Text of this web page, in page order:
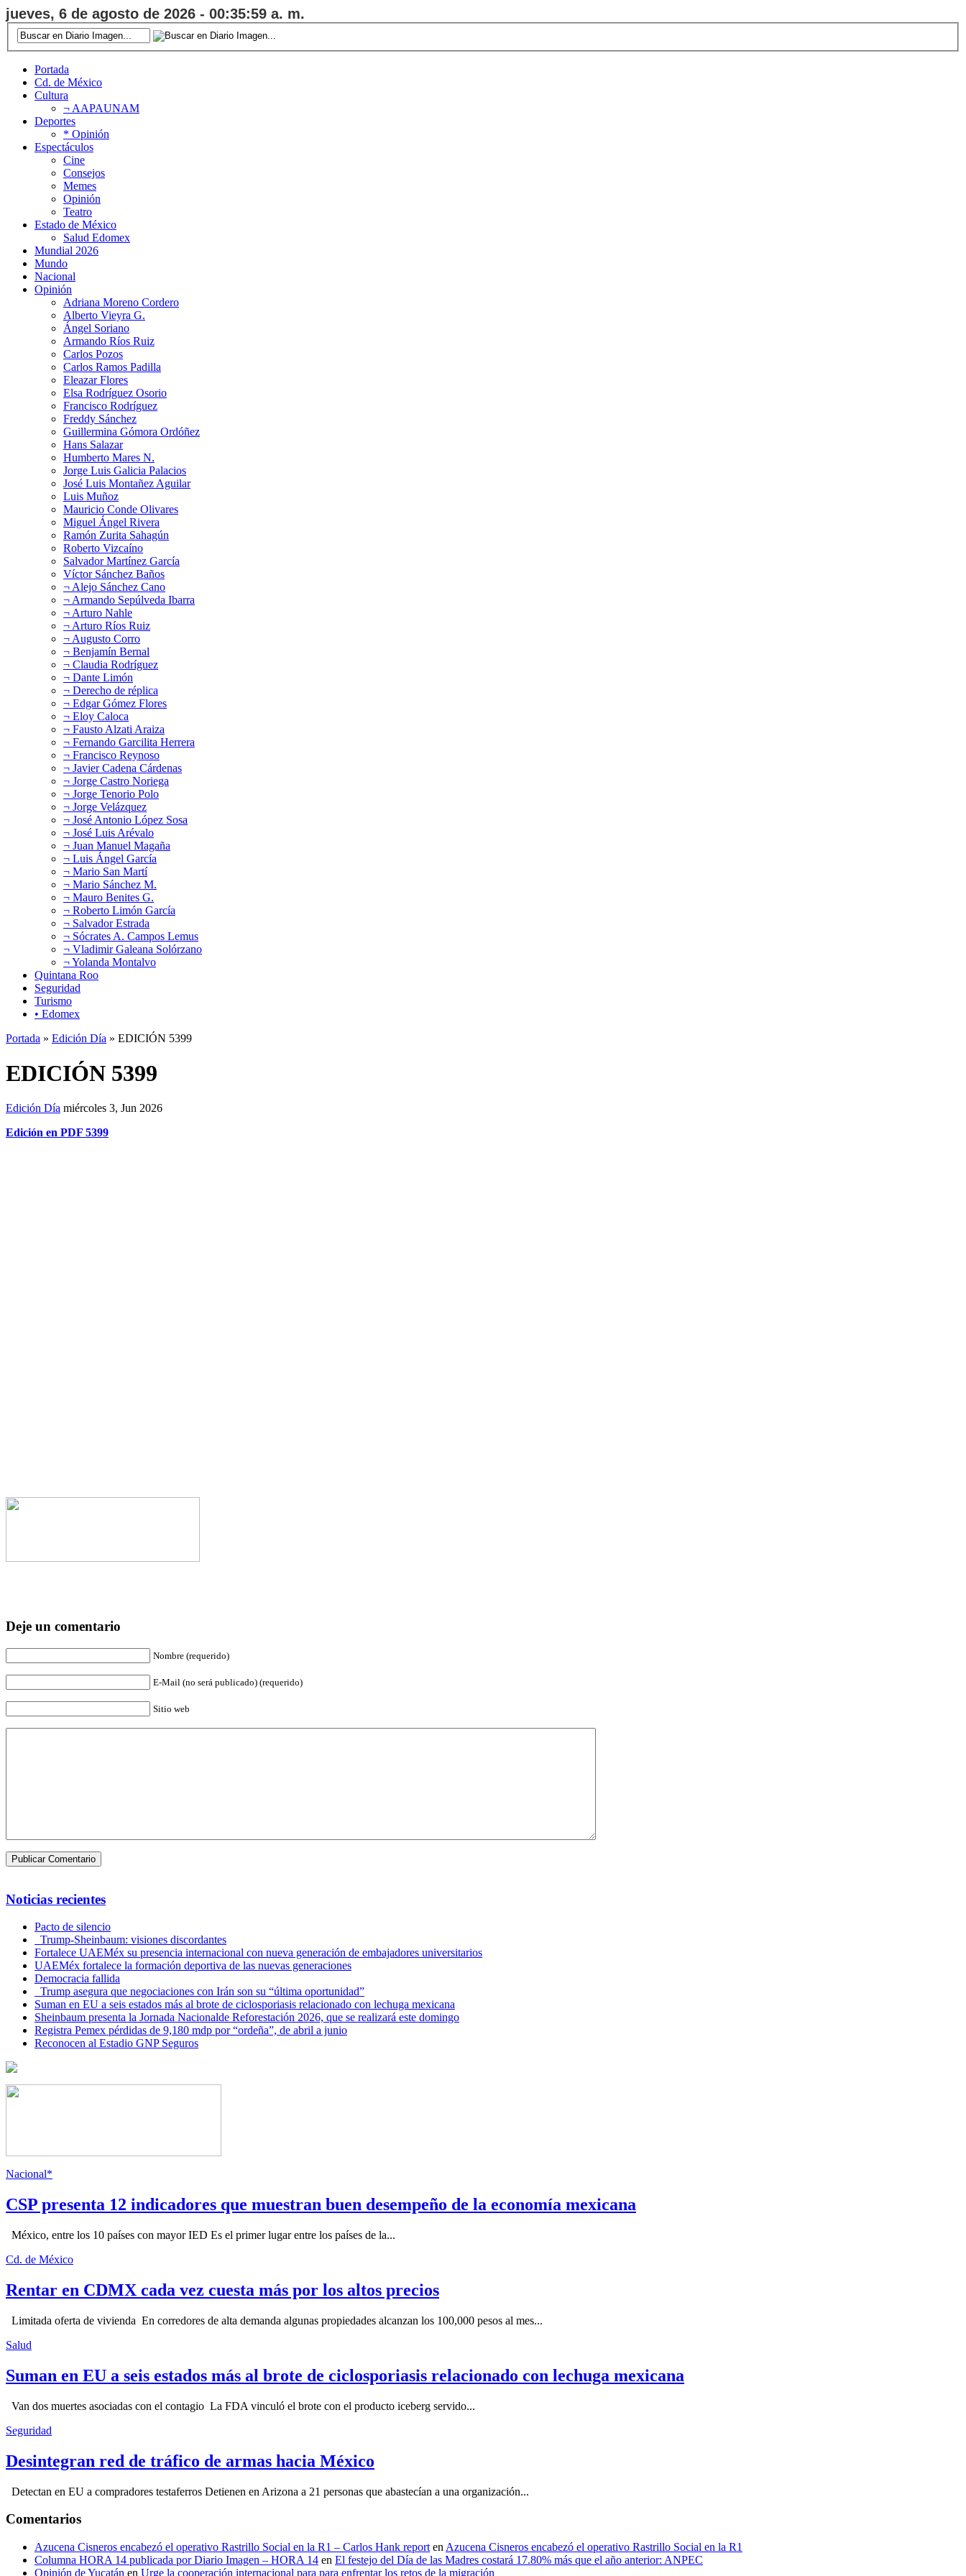
jueves, 6 de agosto de 2026 - 00:35:59 a. m.
Portada
Cd. de México
Cultura
¬ AAPAUNAM
Deportes
* Opinión
Espectáculos
Cine
Consejos
Memes
Opinión
Teatro
Estado de México
Salud Edomex
Mundial 2026
Mundo
Nacional
Opinión
Adriana Moreno Cordero
Alberto Vieyra G.
Ángel Soriano
Armando Ríos Ruiz
Carlos Pozos
Carlos Ramos Padilla
Eleazar Flores
Elsa Rodríguez Osorio
Francisco Rodríguez
Freddy Sánchez
Guillermina Gómora Ordóñez
Hans Salazar
Humberto Mares N.
Jorge Luis Galicia Palacios
José Luis Montañez Aguilar
Luis Muñoz
Mauricio Conde Olivares
Miguel Ángel Rivera
Ramón Zurita Sahagún
Roberto Vizcaíno
Salvador Martínez García
Víctor Sánchez Baños
¬ Alejo Sánchez Cano
¬ Armando Sepúlveda Ibarra
¬ Arturo Nahle
¬ Arturo Ríos Ruiz
¬ Augusto Corro
¬ Benjamín Bernal
¬ Claudia Rodríguez
¬ Dante Limón
¬ Derecho de réplica
¬ Edgar Gómez Flores
¬ Eloy Caloca
¬ Fausto Alzati Araiza
¬ Fernando Garcilita Herrera
¬ Francisco Reynoso
¬ Javier Cadena Cárdenas
¬ Jorge Castro Noriega
¬ Jorge Tenorio Polo
¬ Jorge Velázquez
¬ José Antonio López Sosa
¬ José Luis Arévalo
¬ Juan Manuel Magaña
¬ Luis Ángel García
¬ Mario San Martí
¬ Mario Sánchez M.
¬ Mauro Benites G.
¬ Roberto Limón García
¬ Salvador Estrada
¬ Sócrates A. Campos Lemus
¬ Vladimir Galeana Solórzano
¬ Yolanda Montalvo
Quintana Roo
Seguridad
Turismo
• Edomex
Portada » Edición Día » EDICIÓN 5399
EDICIÓN 5399
Edición Día miércoles 3, Jun 2026
Edición en PDF 5399
Deje un comentario
Nombre (requerido)
E-Mail (no será publicado) (requerido)
Sitio web
Noticias recientes
Pacto de silencio
Trump-Sheinbaum: visiones discordantes
Fortalece UAEMéx su presencia internacional con nueva generación de embajadores universitarios
UAEMéx fortalece la formación deportiva de las nuevas generaciones
Democracia fallida
Trump asegura que negociaciones con Irán son su “última oportunidad”
Suman en EU a seis estados más al brote de ciclosporiasis relacionado con lechuga mexicana
Sheinbaum presenta la Jornada Nacionalde Reforestación 2026, que se realizará este domingo
Registra Pemex pérdidas de 9,180 mdp por “ordeña”, de abril a junio
Reconocen al Estadio GNP Seguros
Nacional*
CSP presenta 12 indicadores que muestran buen desempeño de la economía mexicana
México, entre los 10 países con mayor IED Es el primer lugar entre los países de la...
Cd. de México
Rentar en CDMX cada vez cuesta más por los altos precios
Limitada oferta de vivienda En corredores de alta demanda algunas propiedades alcanzan los 100,000 pesos al mes...
Salud
Suman en EU a seis estados más al brote de ciclosporiasis relacionado con lechuga mexicana
Van dos muertes asociadas con el contagio La FDA vinculó el brote con el producto iceberg servido...
Seguridad
Desintegran red de tráfico de armas hacia México
Detectan en EU a compradores testaferros Detienen en Arizona a 21 personas que abastecían a una organización...
Comentarios
Azucena Cisneros encabezó el operativo Rastrillo Social en la R1 – Carlos Hank report en Azucena Cisneros encabezó el operativo Rastrillo Social en la R1
Columna HORA 14 publicada por Diario Imagen – HORA 14 en El festejo del Día de las Madres costará 17.80% más que el año anterior: ANPEC
Opinión de Yucatán en Urge la cooperación internacional para para enfrentar los retos de la migración